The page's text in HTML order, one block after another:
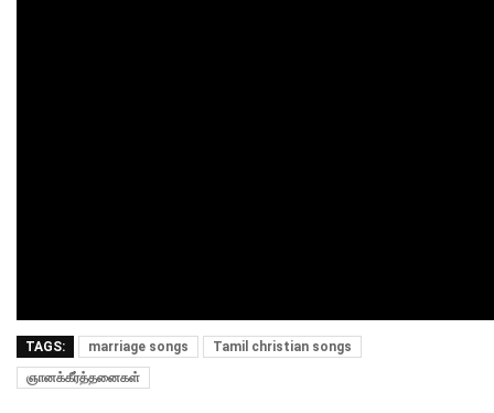
TAGS: marriage songs
Tamil christian songs
ஞானக்கீர்த்தனைகள்